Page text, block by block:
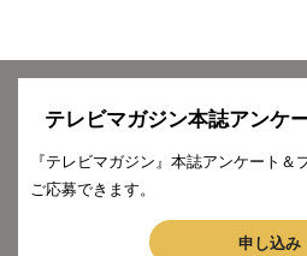
テレビマガジン本誌アンケ
『テレビマガジン』本誌アンケート
ご応募できます。
申し込み